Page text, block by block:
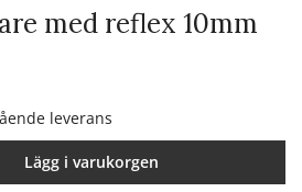
med reflex 10mm
leverans
Lägg i varukorgen